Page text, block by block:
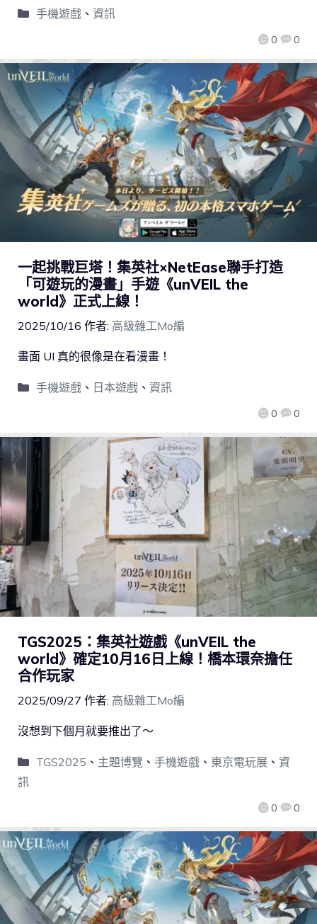
0 0
手機遊戲、 資訊
一起挑戰巨塔！集英社×NetEase聯手打造
「可遊玩的漫畫」手遊《unVEIL the
world》正式上線！
2025/10/16 作者: 高級雜工Mo編
0 0
畫面 UI 真的很像是在看漫畫！
手機遊戲、 日本遊戲、 資訊
TGS2025：集英社遊戲《unVEIL the
world》確定10月16日上線！橋本環奈擔任
合作玩家
2025/09/27 作者: 高級雜工Mo編
0 0
沒想到下個月就要推出了～
TGS2025 、 主題博覽 、 手機遊戲、 東京電玩展、 資
訊